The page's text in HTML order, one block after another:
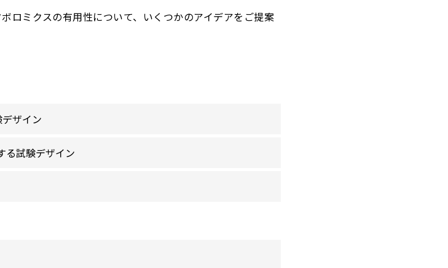
ロミクスの有用性について、いくつかのアイデアをご提案
ザイン
る試験デザイン